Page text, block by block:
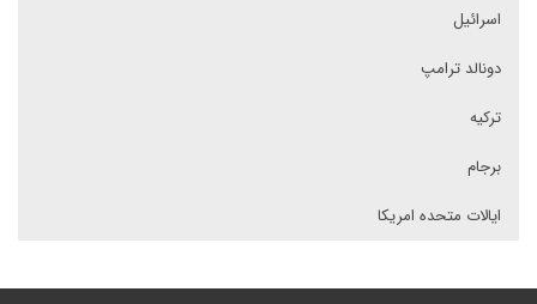
اسرائیل
دونالد ترامپ
ترکیه
برجام
ایالات متحده امریکا